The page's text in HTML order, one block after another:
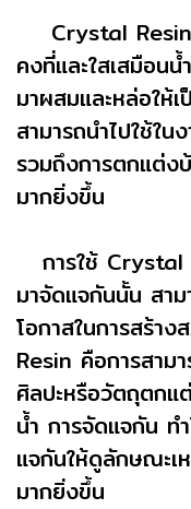
Crystal Resin
คงที่และใสเสมือน
มาผสมและหล่อใ
สามารถนำไปใช้ใน
รวมถึงการตกแต่ง
มากยิ่งขึ้น
การใช้ Crystal
มาจัดแจกันนั้น สาม
โอกาสในการสร้า
Resin คือการสาม
ศิลปะหรือวัตถุตกแ
น้ำ การจัดแจกัน ท
แจกันให้ดูลักษณะเ
มากยิ่งขึ้น